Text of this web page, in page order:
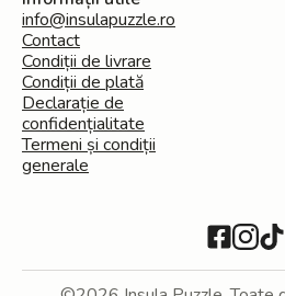
info@insulapuzzle.ro
Contact
Condiții de livrare
Condiții de plată
Declarație de
confidențialitate
Termeni și condiții
generale